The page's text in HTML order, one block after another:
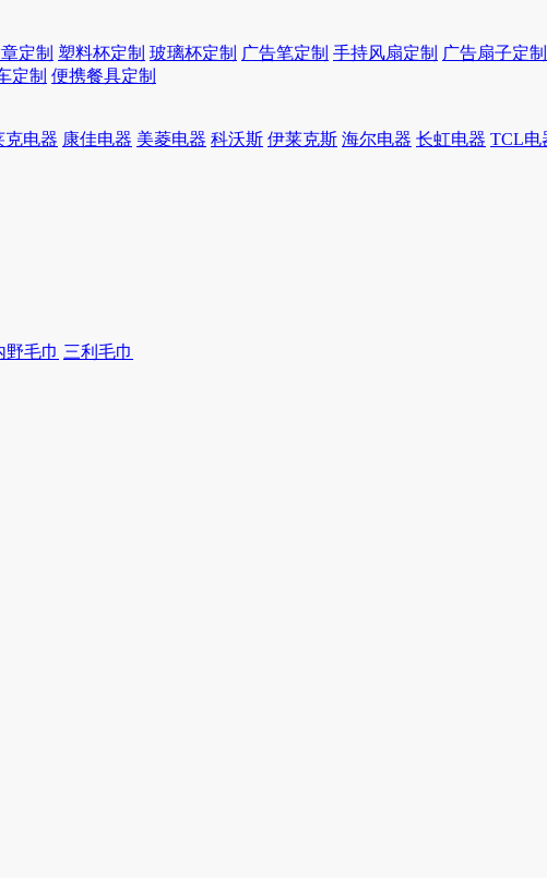
定制 塑料杯定制 玻璃杯定制 广告笔定制 手持风扇定制 广告扇子定制
定制 便携餐具定制
克电器 康佳电器 美菱电器 科沃斯 伊莱克斯 海尔电器 长虹电器 TCL电
野毛巾 三利毛巾